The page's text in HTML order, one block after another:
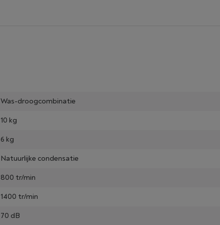
Was-droogcombinatie
10 kg
6 kg
Natuurlijke condensatie
800 tr/min
1400 tr/min
70 dB